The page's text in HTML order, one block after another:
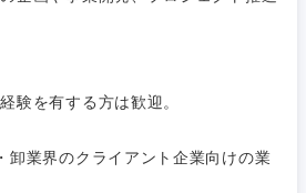
験を有する方は歓迎。
卸業界のクライアント企業向けの業